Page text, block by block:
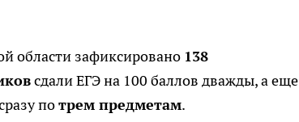
области зафиксировано 138
сдали ЕГЭ на 100 баллов дважды, а еще
потрем предметам.